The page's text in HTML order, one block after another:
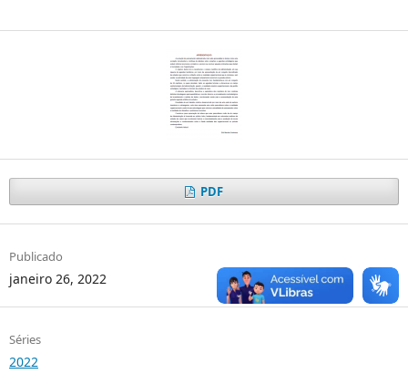
PDF
Publicado
janeiro 26, 2022
Séries
2022